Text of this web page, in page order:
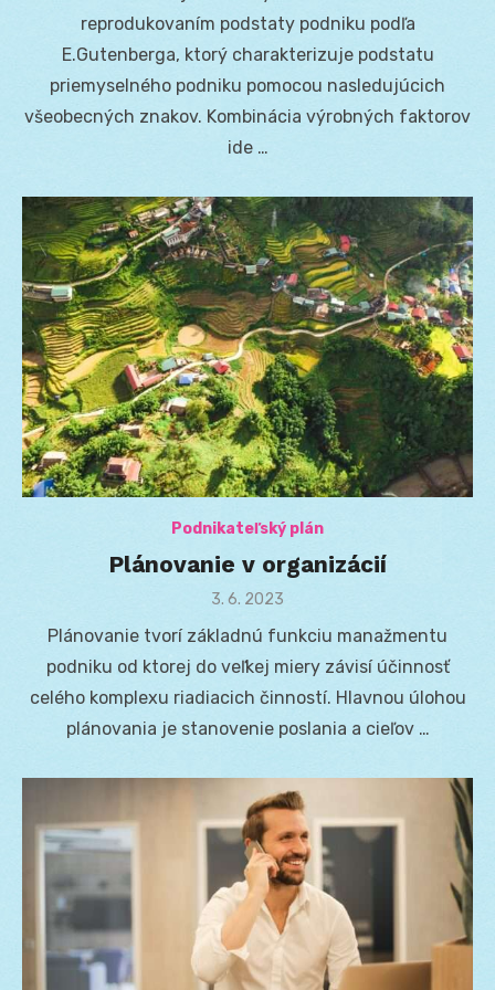
reprodukovaním podstaty podniku podľa
E.Gutenberga, ktorý charakterizuje podstatu
priemyselného podniku pomocou nasledujúcich
všeobecných znakov. Kombinácia výrobných faktorov
ide …
Podnikateľský plán
Plánovanie v organizácií
Posted
3. 6. 2023
Plánovanie tvorí základnú funkciu manažmentu
podniku od ktorej do veľkej miery závisí účinnosť
celého komplexu riadiacich činností. Hlavnou úlohou
plánovania je stanovenie poslania a cieľov …